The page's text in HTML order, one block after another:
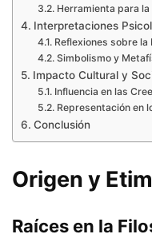
Herramienta para
Interpretaciones
Reflexiones sobre
Simbolismo y
Impacto Cultural y
Influencia en las
Representación en
Conclusión
Origen y
Raíces en la